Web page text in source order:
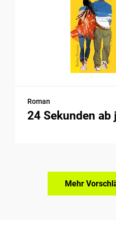
Roman
24 Sekunden ab
Mehr